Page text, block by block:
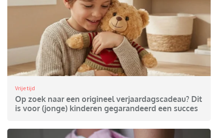
Vrije tijd
Op zoek naar een origineel verjaardagscadeau? Dit
is voor (jonge) kinderen gegarandeerd een succes